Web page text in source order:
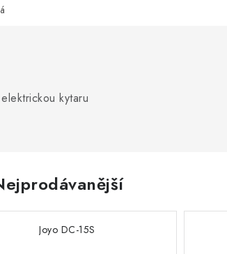
kytaru
Joyo DC-15S